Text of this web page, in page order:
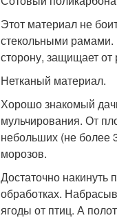
Этот материал не
стекольными
сторону, защищает
Нетканый материал.
Хорошо знакомый
мульчирования. От
небольших (не более
морозов.
Достаточно накинуть
обработках.
ягоды от птиц. А